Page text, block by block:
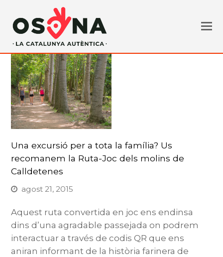
Una excursió per a tota la família? Us
recomanem la Ruta-Joc dels molins de
Calldetenes
agost 21, 2015
Aquest ruta convertida en joc ens endinsa
dins d’una agradable passejada on podrem
interactuar a través de codis QR que ens
aniran informant de la història farinera de